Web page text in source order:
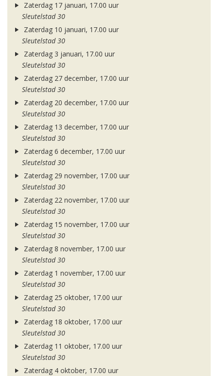
Zaterdag 17 januari, 17.00 uur
Sleutelstad 30
Zaterdag 10 januari, 17.00 uur
Sleutelstad 30
Zaterdag 3 januari, 17.00 uur
Sleutelstad 30
Zaterdag 27 december, 17.00 uur
Sleutelstad 30
Zaterdag 20 december, 17.00 uur
Sleutelstad 30
Zaterdag 13 december, 17.00 uur
Sleutelstad 30
Zaterdag 6 december, 17.00 uur
Sleutelstad 30
Zaterdag 29 november, 17.00 uur
Sleutelstad 30
Zaterdag 22 november, 17.00 uur
Sleutelstad 30
Zaterdag 15 november, 17.00 uur
Sleutelstad 30
Zaterdag 8 november, 17.00 uur
Sleutelstad 30
Zaterdag 1 november, 17.00 uur
Sleutelstad 30
Zaterdag 25 oktober, 17.00 uur
Sleutelstad 30
Zaterdag 18 oktober, 17.00 uur
Sleutelstad 30
Zaterdag 11 oktober, 17.00 uur
Sleutelstad 30
Zaterdag 4 oktober, 17.00 uur